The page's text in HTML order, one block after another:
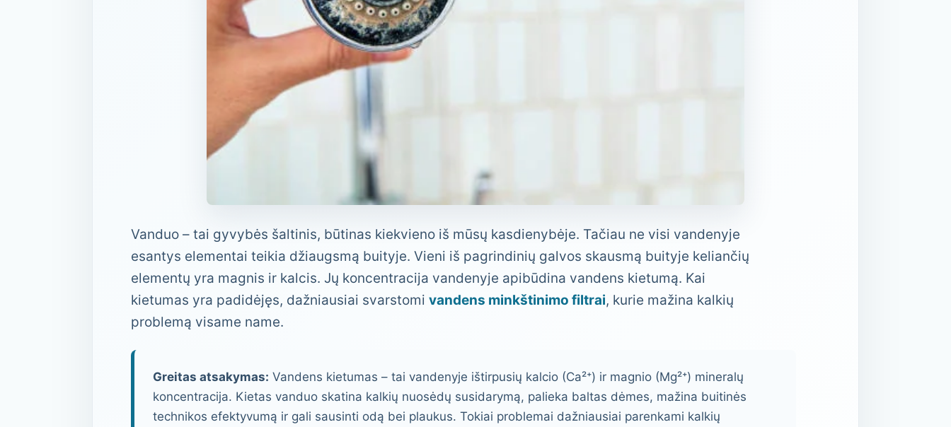
Vanduo – tai gyvybės šaltinis, būtinas kiekvieno iš mūsų kasdienybėje. Tačiau ne visi vandenyje
esantys elementai teikia džiaugsmą buityje. Vieni iš pagrindinių galvos skausmą buityje keliančių
elementų yra magnis ir kalcis. Jų koncentracija vandenyje apibūdina vandens kietumą. Kai
kietumas yra padidėjęs, dažniausiai svarstomi vandens minkštinimo filtrai, kurie mažina kalkių
problemą visame name.
Greitas atsakymas: Vandens kietumas – tai vandenyje ištirpusių kalcio (Ca²⁺) ir magnio (Mg²⁺) mineralų
koncentracija. Kietas vanduo skatina kalkių nuosėdų susidarymą, palieka baltas dėmes, mažina buitinės
technikos efektyvumą ir gali sausinti odą bei plaukus. Tokiai problemai dažniausiai parenkami kalkių